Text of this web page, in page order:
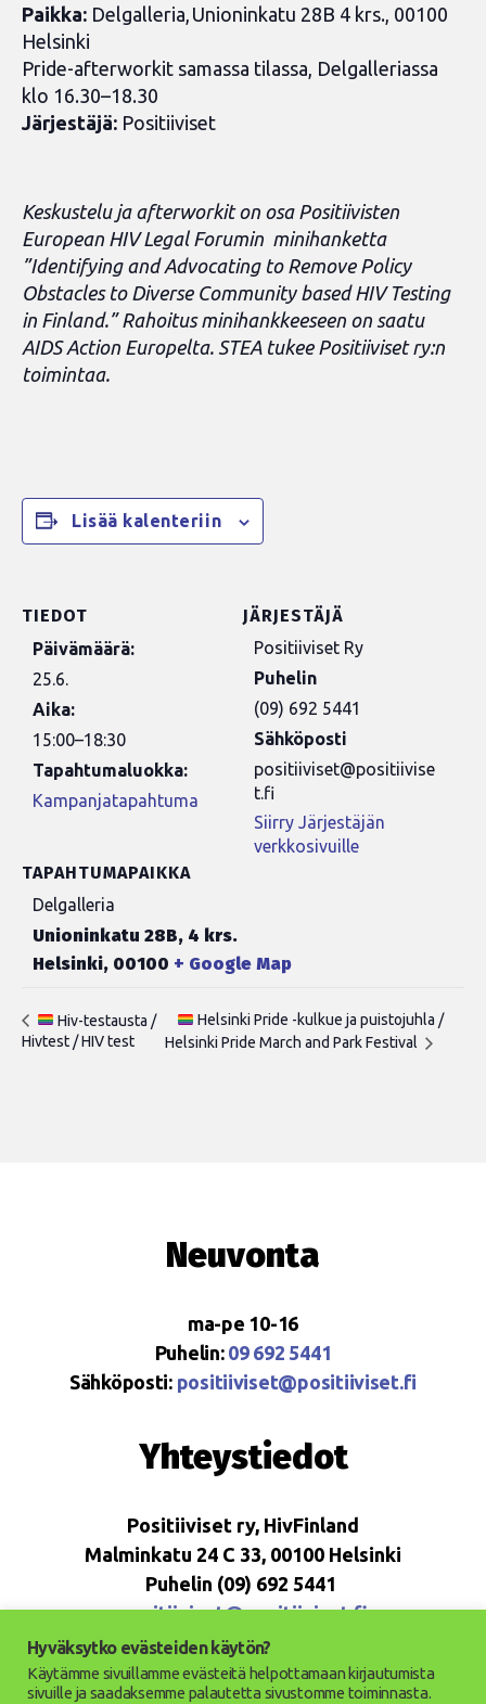
Paikka: Delgalleria, Unioninkatu 28B 4 krs., 00100
Helsinki
Pride-afterworkit samassa tilassa, Delgalleriassa
klo 16.30–18.30
Järjestäjä: Positiiviset
Keskustelu ja afterworkit on osa Positiivisten
European HIV Legal Forumin minihanketta
”Identifying and Advocating to Remove Policy
Obstacles to Diverse Community based HIV Testing
in Finland.” Rahoitus minihankkeeseen on saatu
AIDS Action Europelta. STEA tukee Positiiviset ry:n
toimintaa.
Lisää kalenteriin
TIEDOT
Päivämäärä:
25.6.
Aika:
15:00–18:30
Tapahtumaluokka:
Kampanjatapahtuma
TAPAHTUMAPAIKKA
Delgalleria
Unioninkatu 28B, 4 krs.
Helsinki, 00100 + Google Map
JÄRJESTÄJÄ
Positiiviset Ry
Puhelin
(09) 692 5441
Sähköposti
positiiviset@positiivise
t.fi
Siirry Järjestäjän
verkkosivuille
Hiv-testausta /
Hivtest / HIV test
Helsinki Pride -kulkue ja puistojuhla /
Helsinki Pride March and Park Festival
Neuvonta
ma-pe 10-16
Puhelin: 09 692 5441
Sähköposti: positiiviset@positiiviset.fi
Yhteystiedot
Positiiviset ry, HivFinland
Malminkatu 24 C 33, 00100 Helsinki
Puhelin (09) 692 5441
positiiviset@positiiviset.fi
Hyväksytko evästeiden käytön?
Käytämme sivuillamme evästeitä helpottamaan kirjautumista
sivuille ja saadaksemme palautetta sivustomme toiminnasta.